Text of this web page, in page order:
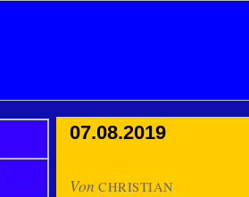
07.08.2019
Von CHRISTIAN